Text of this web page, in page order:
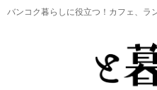
バンコク暮らしに役立つ！ カフェ、ラ